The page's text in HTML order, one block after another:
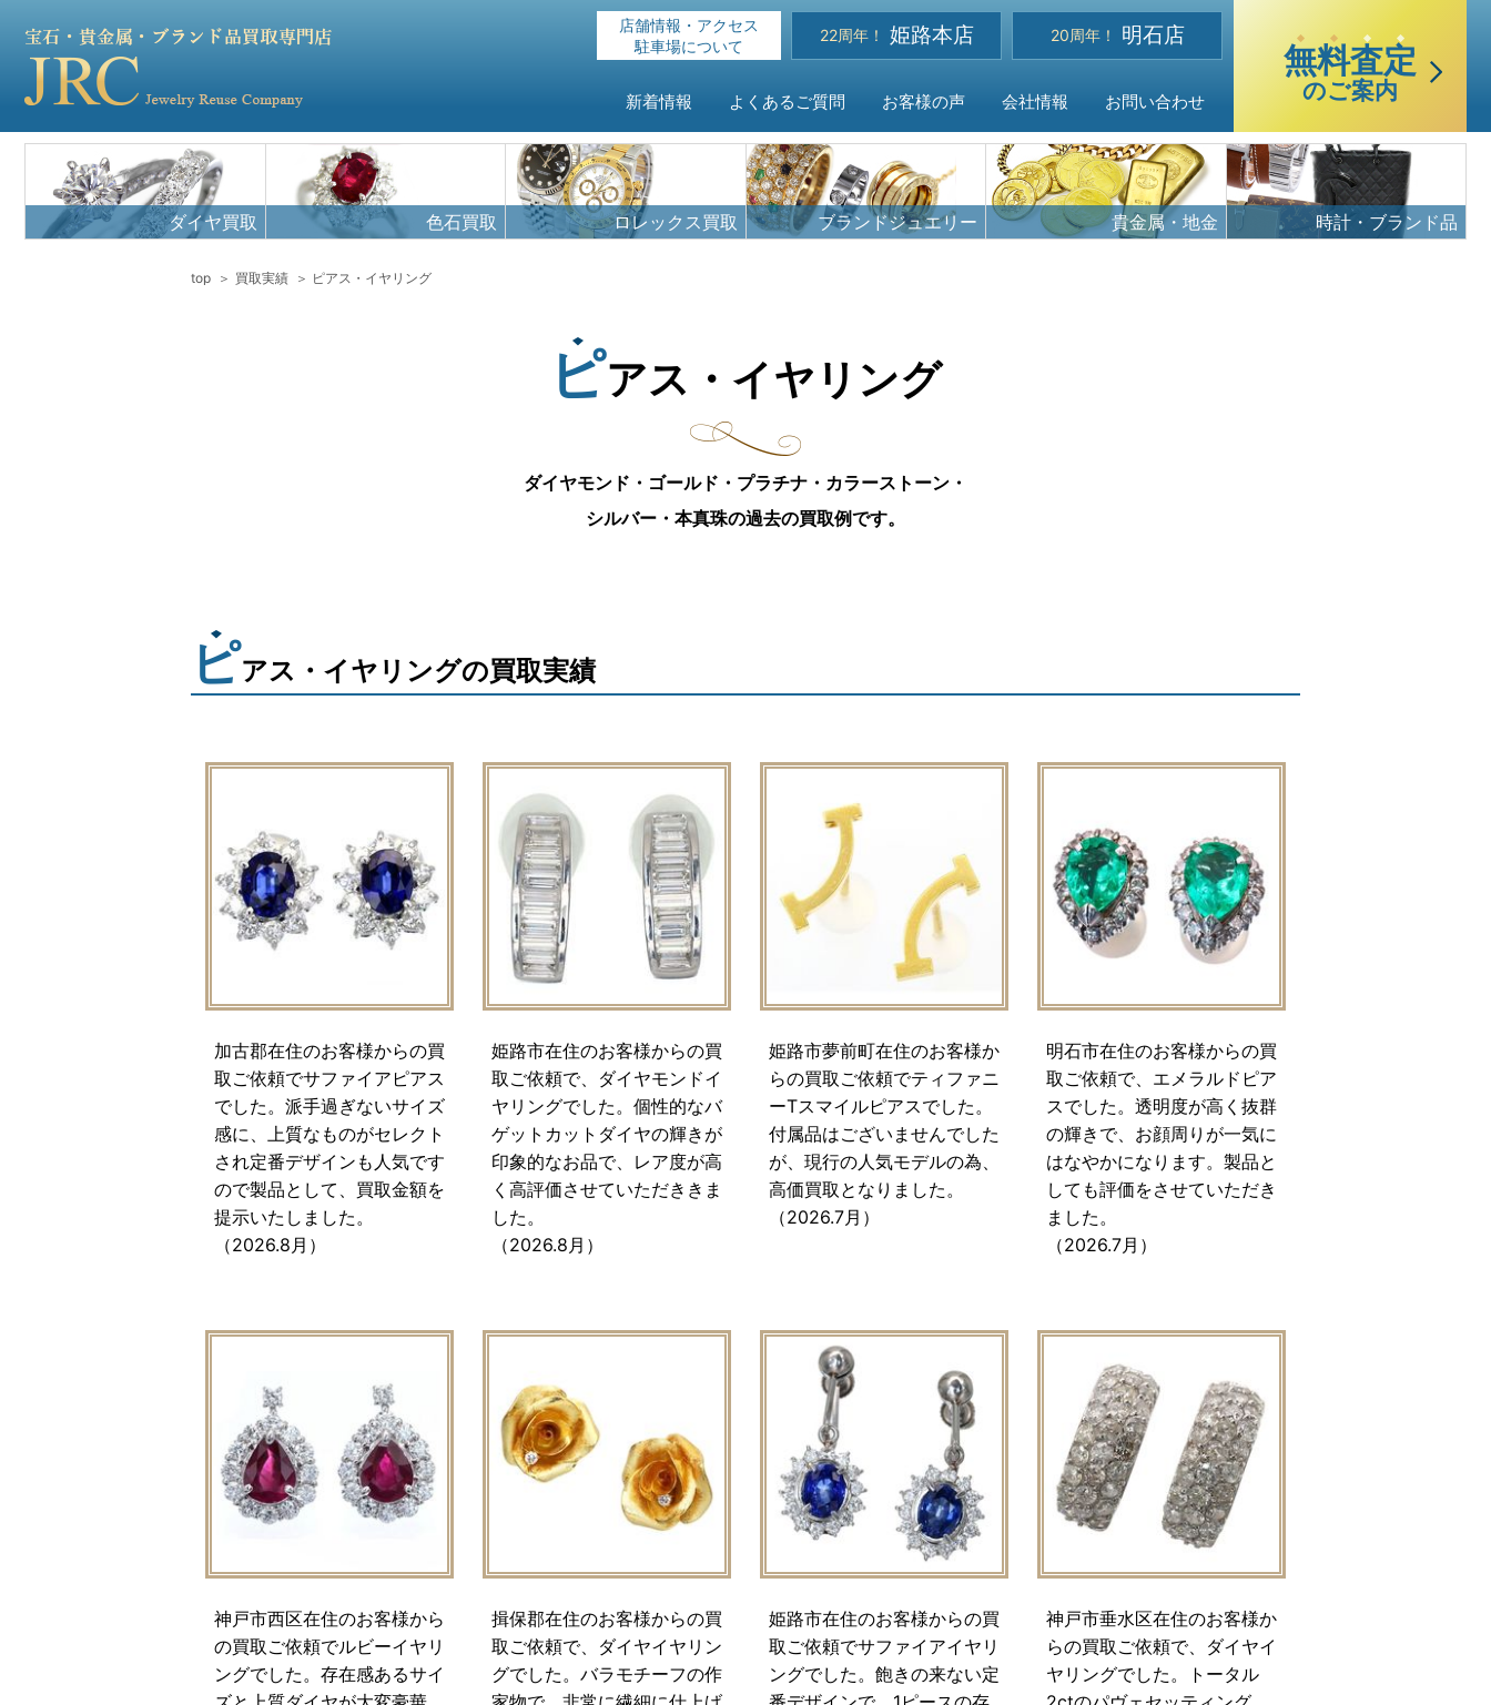
選 べる買取・査定方法
HOME
お客様の声
店舗情報・アクセス
新着情報 よくあるご質問 お客様の声 会社情報 お問い合わせ
店舗情報・アクセス
駐車場について
22周年！ 姫路本店 20周年！ 明石店
無料査定
のご案内
ダイヤ買取 色石買取 ロレックス買取 ブランドジュエリー 貴金属・地金 時計・ブランド品
top 買取実績 ピアス・イヤリング
ピアス・イヤリング
ダイヤモンド・ゴールド・プラチナ・カラーストーン・
シルバー・本真珠の過去の買取例です。
ピアス・イヤリングの買取実績
加古郡在住のお客様からの買
取ご依頼でサファイアピアス
でした。派手過ぎないサイズ
感に、上質なものがセレクト
され定番デザインも人気です
ので製品として、買取金額を
提示いたしました。
（2026.8月）
姫路市在住のお客様からの買
取ご依頼で、ダイヤモンドイ
ヤリングでした。個性的なバ
ゲットカットダイヤの輝きが
印象的なお品で、レア度が高
く高評価させていただききま
した。
（2026.8月）
姫路市夢前町在住のお客様か
らの買取ご依頼でティファニ
ーTスマイルピアスでした。
付属品はございませんでした
が、現行の人気モデルの為、
高価買取となりました。
（2026.7月）
明石市在住のお客様からの買
取ご依頼で、エメラルドピア
スでした。透明度が高く抜群
の輝きで、お顔周りが一気に
はなやかになります。製品と
しても評価をさせていただき
ました。
（2026.7月）
神戸市西区在住のお客様から
の買取ご依頼でルビーイヤリ
ングでした。存在感あるサイ
揖保郡在住のお客様からの買
取ご依頼で、ダイヤイヤリン
グでした。バラモチーフの作
姫路市在住のお客様からの買
取ご依頼でサファイアイヤリ
ングでした。飽きの来ない定
神戸市垂水区在住のお客様か
らの買取ご依頼で、ダイヤイ
ヤリングでした。トータル